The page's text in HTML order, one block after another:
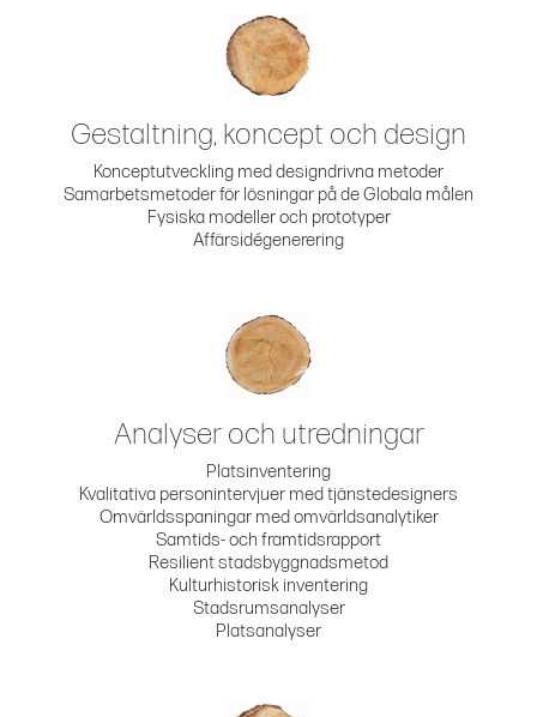
Gestaltning, koncept och design
Konceptutveckling med designdrivna metoder
Samarbetsmetoder för lösningar på de Globala målen
Fysiska modeller och prototyper
Affärsidégenerering
Analyser och utredningar
Platsinventering
Kvalitativa personintervjuer med tjänstedesigners
Omvärldsspaningar med omvärldsanalytiker
Samtids- och framtidsrapport
Resilient stadsbyggnadsmetod
Kulturhistorisk inventering
Stadsrumsanalyser
Platsanalyser